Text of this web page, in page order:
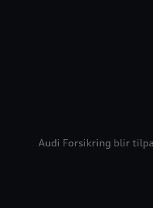
Audi Forsikring blir